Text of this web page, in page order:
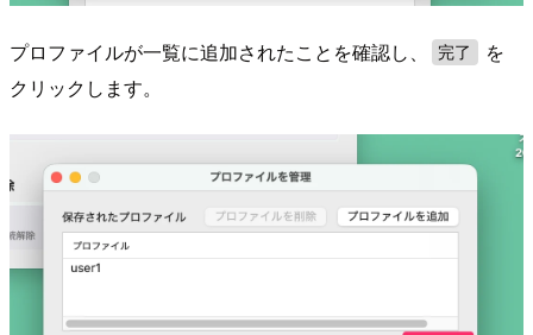
プロファイルが一覧に追加されたことを確認し、 完了
を
クリックします。